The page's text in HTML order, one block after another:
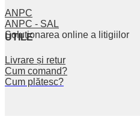
ANPC
ANPC - SAL
Soluționarea online a litigiilor
UTILE
Livrare și retur
Cum comand?
Cum plătesc?